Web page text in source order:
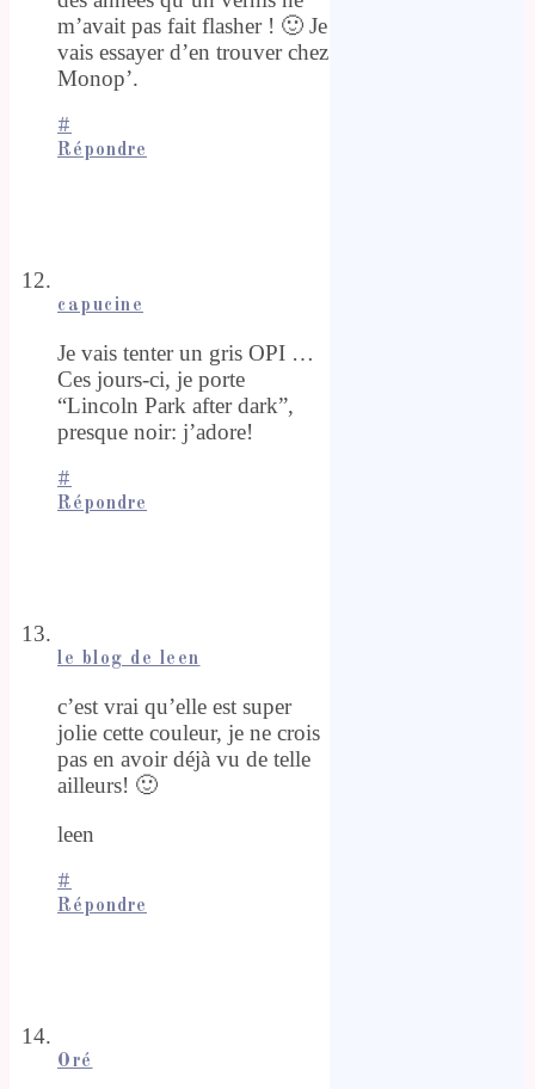
m’avait pas fait flasher ! 🙂 Je
vais essayer d’en trouver chez
Monop’.
#
Répondre
capucine
Je vais tenter un gris OPI …
Ces jours-ci, je porte
“Lincoln Park after dark”,
presque noir: j’adore!
#
Répondre
le blog de leen
c’est vrai qu’elle est super
jolie cette couleur, je ne crois
pas en avoir déjà vu de telle
ailleurs! 🙂
leen
#
Répondre
Oré